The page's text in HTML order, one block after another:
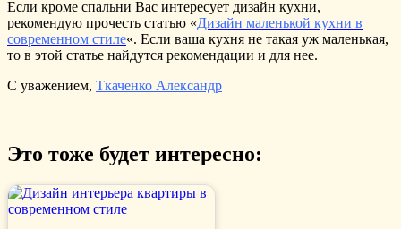
Если кроме спальни Вас интересует дизайн кухни,
рекомендую прочесть статью «Дизайн маленькой кухни в
современном стиле«. Если ваша кухня не такая уж маленькая,
то в этой статье найдутся рекомендации и для нее.
С уважением, Ткаченко Александр
Это тоже будет интересно: